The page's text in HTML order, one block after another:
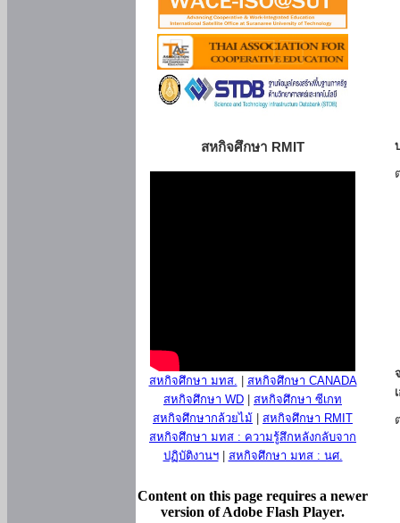
สหกิจศึกษา RMIT
สหกิจศึกษา มทส.
สหกิจศึกษา CANADA
สหกิจศึกษา WD
สหกิจศึกษา ซีเกท
สหกิจศึกษากล้วยไม้
สหกิจศึกษา RMIT
สหกิจศึกษา มทส : ความรู้สึกหลังกลับจาก
ปฏิบัติงานฯ| สหกิจศึกษา มทส : นศ.
Content on this page requires a newer
version of Adobe Flash Player.